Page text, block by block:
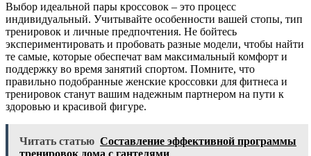
Выбор идеальной пары кроссовок – это процесс
индивидуальный. Учитывайте особенности вашей стопы, тип
тренировок и личные предпочтения. Не бойтесь
экспериментировать и пробовать разные модели, чтобы найти
те самые, которые обеспечат вам максимальный комфорт и
поддержку во время занятий спортом. Помните, что
правильно подобранные женские кроссовки для фитнеса и
тренировок станут вашим надежным партнером на пути к
здоровью и красивой фигуре.
Читать статью Составление эффективной программы